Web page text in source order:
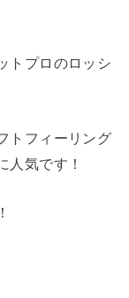
トプロのロッシ
トフィーリング
人気です！